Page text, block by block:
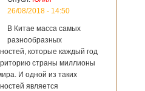
26/08/2018 - 14:50
В Китае масса самых
разнообразных
которые каждый год
страны миллионы
И одной из таких
является